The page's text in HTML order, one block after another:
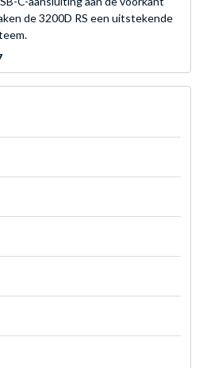
de 3200D RS een uitstekende